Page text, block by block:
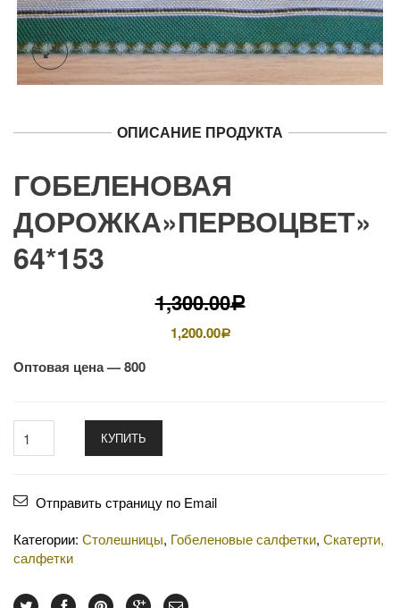
ОПИСАНИЕ ПРОДУКТА
ГОБЕЛЕНОВАЯ
ДОРОЖКА»ПЕРВОЦВЕТ»
64*153
1,300.00Р
1,200.00Р
Оптовая цена — 800
КУПИТЬ
Отправить страницу по Email
Категории: Столешницы, Гобеленовые салфетки, Скатерти,
салфетки